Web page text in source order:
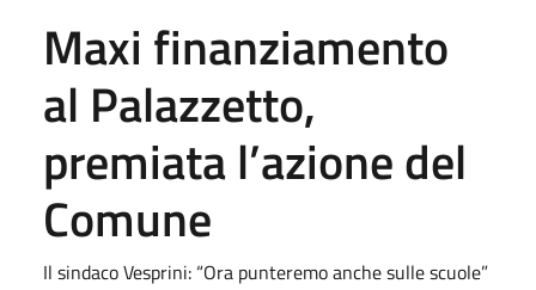
Maxi finanziamento
al Palazzetto,
premiata l’azione del
Comune
Il sindaco Vesprini: “Ora punteremo anche sulle scuole”